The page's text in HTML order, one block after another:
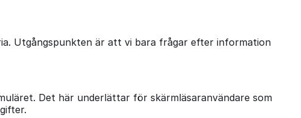
Utgångspunkten är att vi bara frågar efter information
Det här underlättar för skärmläsaranvändare som